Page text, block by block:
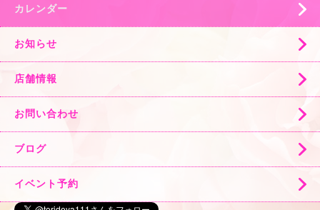
カレンダー
お知らせ
店舗情報
お問い合わせ
ブログ
イベント予約